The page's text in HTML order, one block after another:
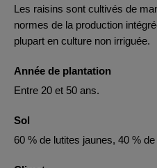
Les raisins sont cultivés de
normes de la production
plupart en culture non irriguée.
Année de plantation
Entre 20 et 50 ans.
Sol
60 % de lutites jaunes, 40 %